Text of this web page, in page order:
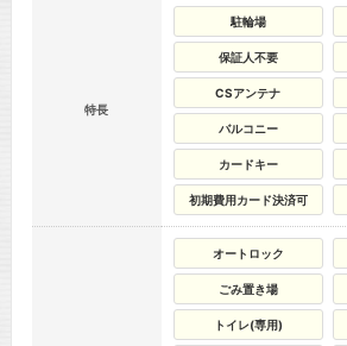
特長
駐輪場
保証人不要
CSアンテナ
バルコニー
カードキー
初期費用カード決済可
オートロック
ごみ置き場
トイレ(専用)